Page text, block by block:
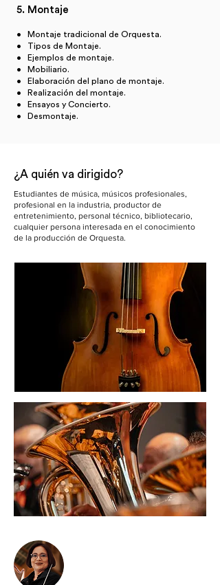
5. Montaje
• Montaje tradicional de Orquesta.
• Tipos de Montaje.
• Ejemplos de montaje.
• Mobiliario.
• Elaboración del plano de montaje.
• Realización del montaje.
• Ensayos y Concierto.
• Desmontaje.
¿A quién va dirigido?
Estudiantes de música, músicos profesionales,
profesional en la industria, productor de
entretenimiento, personal técnico, bibliotecario,
cualquier persona interesada en el conocimiento
de la producción de Orquesta.